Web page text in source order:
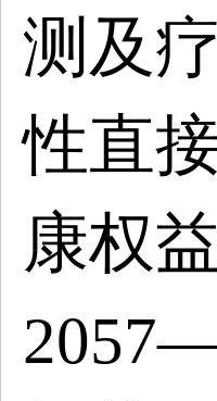
测及
性直
康权